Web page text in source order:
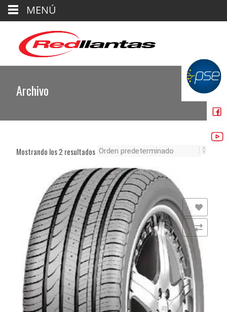
Archivo
Mostrando los 2 resultados
Comparar
Añadir a la lista de deseos
MENÚ